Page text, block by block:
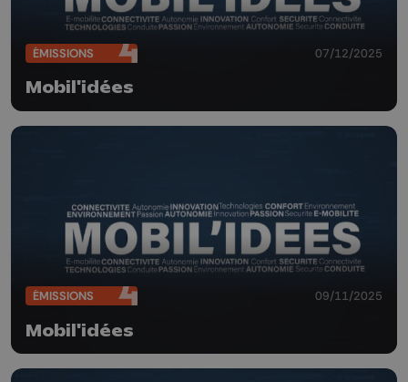
ÉMISSIONS 07/12/2025
Mobil'idées
ÉMISSIONS 09/11/2025
Mobil'idées